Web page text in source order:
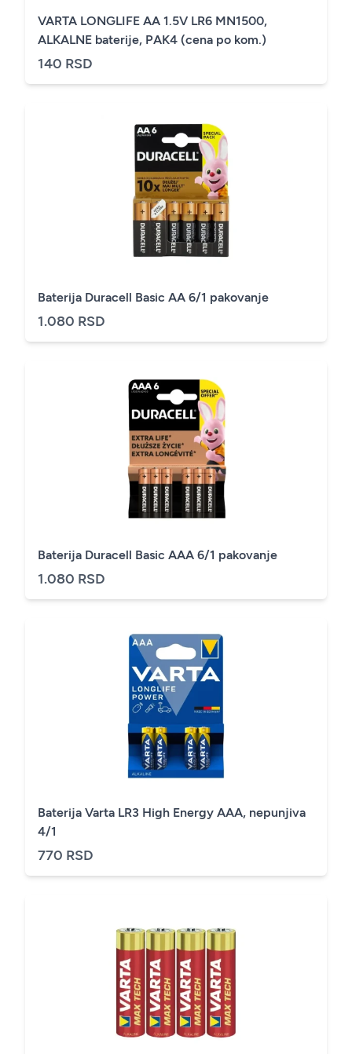
VARTA LONGLIFE AA 1.5V LR6 MN1500,
ALKALNE baterije, PAK4 (cena po kom.)
140 RSD
Baterija Duracell Basic AA 6/1 pakovanje
1.080 RSD
Baterija Duracell Basic AAA 6/1 pakovanje
1.080 RSD
Baterija Varta LR3 High Energy AAA, nepunjiva
4/1
770 RSD